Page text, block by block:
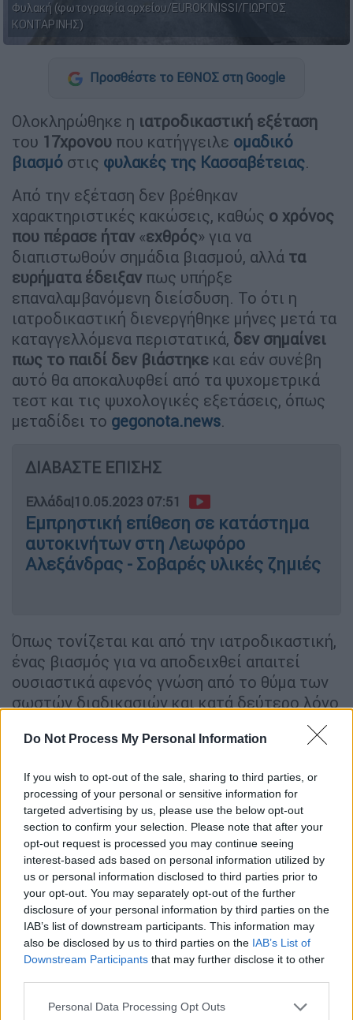
Do Not Process My Personal Information
If you wish to opt-out of the sale, sharing to third parties, or
processing of your personal or sensitive information for
targeted advertising by us, please use the below opt-out
section to confirm your selection. Please note that after your
opt-out request is processed you may continue seeing
interest-based ads based on personal information utilized by
us or personal information disclosed to third parties prior to
your opt-out. You may separately opt-out of the further
disclosure of your personal information by third parties on the
IAB’s list of downstream participants. This information may
also be disclosed by us to third parties on the IAB’s List of
Downstream Participants that may further disclose it to other
Please note that this website/app uses one or more Google
Personal Data Processing Opt Outs
Φυλακή (φωτογραφία αρχείου/EUROKINISSI/ΓΙΩΡΓΟΣ
ΚΟΝΤΑΡΙΝΗΣ)
Προσθέστε το ΕΘΝΟΣ στη Google
Ολοκληρώθηκε η ιατροδικαστική εξέταση
του 17χρονου που κατήγγειλε ομαδικό
βιασμό στις φυλακές της Κασσαβέτειας.
Από την εξέταση δεν βρέθηκαν
χαρακτηριστικές κακώσεις, καθώς ο χρόνος
που πέρασε ήταν «εχθρός» για να
διαπιστωθούν σημάδια βιασμού, αλλά τα
ευρήματα έδειξαν πως υπήρξε
επαναλαμβανόμενη διείσδυση. Το ότι η
ιατροδικαστική διενεργήθηκε μήνες μετά τα
καταγγελλόμενα περιστατικά, δεν σημαίνει
πως το παιδί δεν βιάστηκε και εάν συνέβη
αυτό θα αποκαλυφθεί από τα ψυχομετρικά
τεστ και τις ψυχολογικές εξετάσεις, όπως
μεταδίδει το gegonota.news.
ΔΙΑΒΑΣΤΕ ΕΠΙΣΗΣ
Ελλάδα|10.05.2023 07:51
Εμπρηστική επίθεση σε κατάστημα
αυτοκινήτων στη Λεωφόρο
Αλεξάνδρας - Σοβαρές υλικές ζημιές
Όπως τονίζεται και από την ιατροδικαστική,
ένας βιασμός για να αποδειχθεί απαιτεί
ουσιαστικά αφενός γνώση από το θύμα των
σωστών διαδικασιών και κατά δεύτερο λόγο
συμμετέχουν σε αυτή τη διαδικασία των
οδηγιών και των ενδεδειγμένων κινήσεων
έτσι ώστε πράγματι να γίνουν τα πάντα
σωστά. Στην περίπτωση του 17χρονου δεν
υπήρξεκαμία διαδικασία απόδειξηςτου τι
συνέβη μέχρι την αποφυλάκισή του.
Αναμένεται η διενέργεια
κατεπείγουσας προκαταρκτικής
εξέτασης
Όπως είναι γνωστό έχει παραγγελθεί από
την Εισαγγελία του Βόλου η διενέργεια